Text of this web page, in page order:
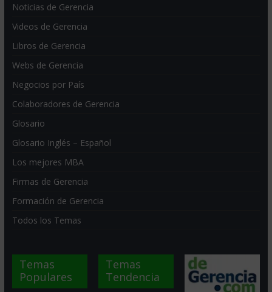
Noticias de Gerencia
Videos de Gerencia
Libros de Gerencia
Webs de Gerencia
Negocios por País
Colaboradores de Gerencia
Glosario
Glosario Inglés – Español
Los mejores MBA
Firmas de Gerencia
Formación de Gerencia
Todos los Temas
Temas
Populares
Temas
Tendencia